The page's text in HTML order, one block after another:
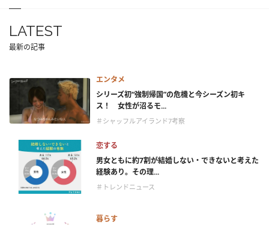
LATEST
最新の記事
エンタメ
シリーズ初“強制帰国”の危機と今シーズン初キ
ス！ 女性が沼るモ...
＃シャッフルアイランド7考察
恋する
男女ともに約7割が結婚しない・できないと考えた
経験あり。その理...
＃トレンドニュース
暮らす